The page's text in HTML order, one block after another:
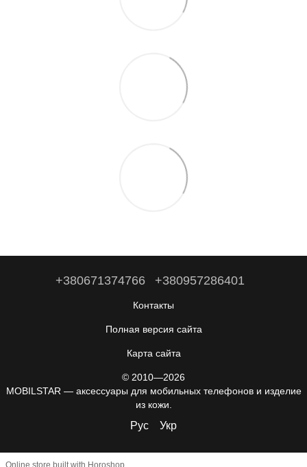
+380671374766 +380957286401
Контакты
Полная версия сайта
Карта сайта
© 2010—2026
MOBILSTAR — аксессуары для мобильных телефонов и изделие
из кожи.
Рус Укр